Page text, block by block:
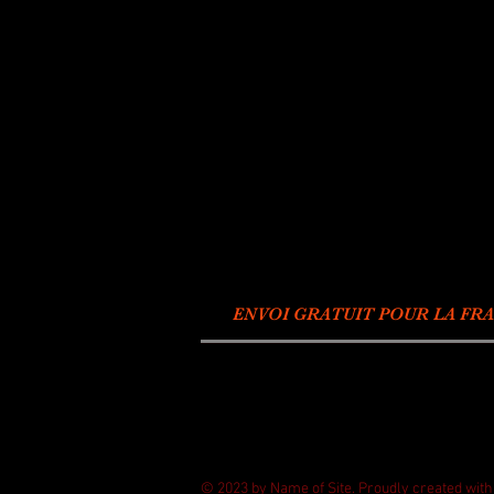
ENVOI GRATUIT POUR LA
© 2023 by Name of Site. Proudly created